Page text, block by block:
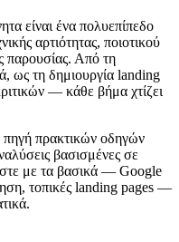
είναι ένα πολυεπίπεδο
αρτιότητας, ποιοτικού
παρουσίας. Από τη
ως τη δημιουργία landing
— κάθε βήμα χτίζει
πηγή πρακτικών οδηγών
βασισμένες σε
με τα βασικά — Google
τοπικές landing pages —